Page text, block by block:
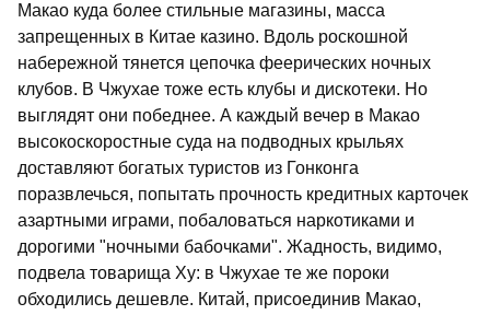
Макао куда более стильные магазины, масса
запрещенных в Китае казино. Вдоль роскошной
набережной тянется цепочка феерических ночных
клубов. В Чжухае тоже есть клубы и дискотеки. Но
выглядят они победнее. А каждый вечер в Макао
высокоскоростные суда на подводных крыльях
доставляют богатых туристов из Гонконга
поразвлечься, попытать прочность кредитных карточек
азартными играми, побаловаться наркотиками и
дорогими "ночными бабочками". Жадность, видимо,
подвела товарища Ху: в Чжухае те же пороки
обходились дешевле. Китай, присоединив Макао,